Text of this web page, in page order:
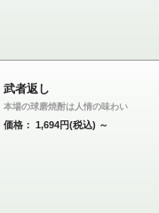
武者返し
本場の球磨焼酎は人情の味わい
価格： 1,694円(税込) ～